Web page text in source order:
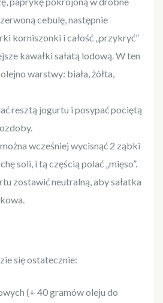
cebulę, następnie
korniszonki i całość „przykryć”
kawałki sałatą lodową. W ten
warstwy: biała, żółta,
resztą jogurtu i posypać pociętą
wcześniej wycisnąć 2 ząbki
soli, i tą częścią polać „mięso”.
zostawić neutralną, aby sałatka
się ostatecznie:
(+ 40 gramów oleju do